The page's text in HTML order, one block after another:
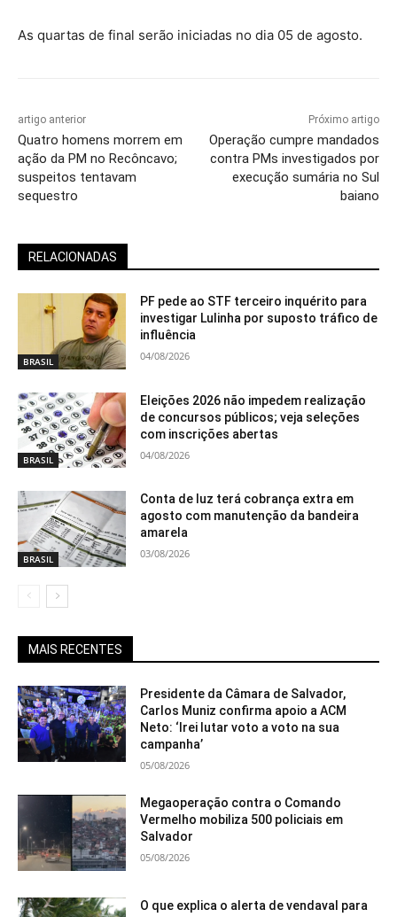
As quartas de final serão iniciadas no dia 05 de agosto.
artigo anterior
Quatro homens morrem em
ação da PM no Recôncavo;
suspeitos tentavam
sequestro
Próximo artigo
Operação cumpre mandados
contra PMs investigados por
execução sumária no Sul
baiano
RELACIONADAS
BRASIL
PF pede ao STF terceiro inquérito para
investigar Lulinha por suposto tráfico de
influência
04/08/2026
BRASIL
Eleições 2026 não impedem realização
de concursos públicos; veja seleções
com inscrições abertas
04/08/2026
BRASIL
Conta de luz terá cobrança extra em
agosto com manutenção da bandeira
amarela
03/08/2026
MAIS RECENTES
Presidente da Câmara de Salvador,
Carlos Muniz confirma apoio a ACM
Neto: ‘Irei lutar voto a voto na sua
campanha’
05/08/2026
Megaoperação contra o Comando
Vermelho mobiliza 500 policiais em
Salvador
05/08/2026
O que explica o alerta de vendaval para